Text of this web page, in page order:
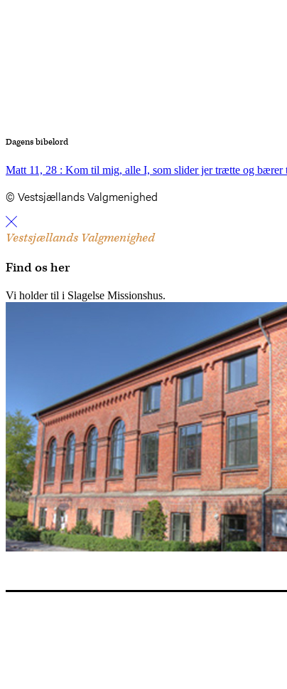
Dagens bibelord
Matt 11, 28 : Kom til mig, alle I, som slider jer trætte og
© Vestsjællands Valgmenighed
Vestsjællands Valgmenighed
Find os her
Vi holder til i Slagelse Missionshus.